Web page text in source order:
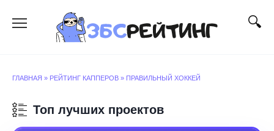
содержанию
ГЛАВНАЯ » РЕЙТИНГ КАППЕРОВ » ПРАВИЛЬНЫЙ ХОККЕЙ
Топ лучших проектов